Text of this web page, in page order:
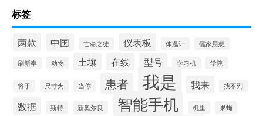
标签
两款 中国 亡命之徒 仪表板 体温计 儒家思想
刷新率 动物 土壤 在线 型号 学习机 学院
将于 尺寸为 当你 患者 我是 我来 找不到
数据 斯特 新奥尔良 智能手机 机里 果蝇